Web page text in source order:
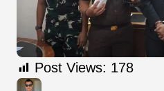
Post Views: 178